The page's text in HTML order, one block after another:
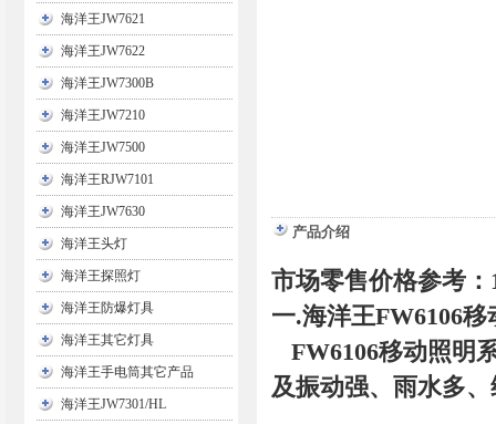
海洋王JW7621
海洋王JW7622
海洋王JW7300B
海洋王JW7210
海洋王JW7500
海洋王RJW7101
海洋王JW7630
海洋王头灯
海洋王探照灯
海洋王防爆灯具
海洋王其它灯具
海洋王手电筒其它产品
海洋王JW7301/HL
产品介绍
市场零售价格参考：
一.海洋王FW6106
FW6106移动照明
及振动强、雨水多